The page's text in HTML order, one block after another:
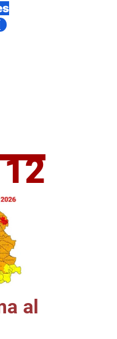
Emiliano García-
al